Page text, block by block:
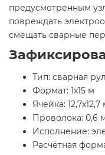
предусмотренным
повреждать
смещать сварные
Тип: сварная
Формат: 1х15 м
Ячейка:
Проволока: 0,6
Исполнение:
Расчётная